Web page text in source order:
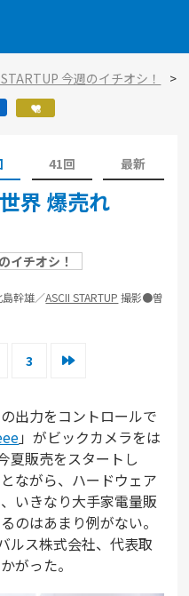
今週のイチオシ！
41回 最新
界 爆売れ
イチオシ！
幹雄／ASCII STARTUP 撮影●曽
3
出力をコントロールで
」がビックカメラをは
夏販売をスタートし
ながら、ハードウェア
いきなり大手家電量販
のはあまり例がない。
ルス株式会社、代表取
がった。